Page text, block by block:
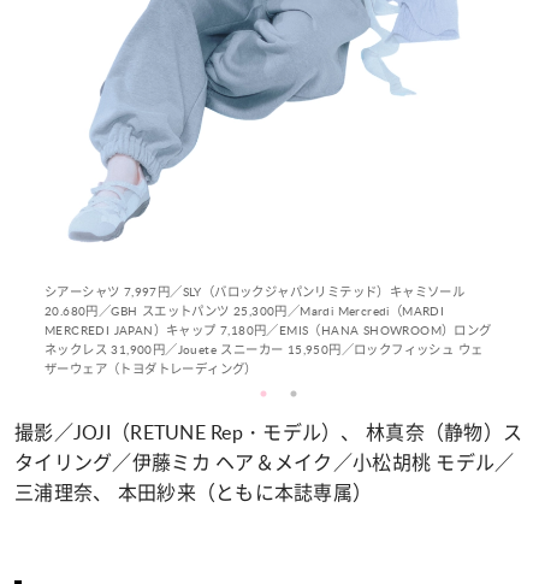
シアーシャツ 7,997円／SLY（バロックジャパンリミテッド）キャミソール
20.680円／GBH スエットパンツ 25,300円／Mardi Mercredi（MARDI
MERCREDI JAPAN）キャップ 7,180円／EMIS（HANA SHOWROOM）ロング
ネックレス 31,900円／Jouete スニーカー 15,950円／ロックフィッシュ ウェ
ザーウェア（トヨダトレーディング）
撮影／JOJI（RETUNE Rep・モデル）、 林真奈（静物）ス
タイリング／伊藤ミカ ヘア＆メイク／小松胡桃 モデル／
三浦理奈、 本田紗来（ともに本誌専属）